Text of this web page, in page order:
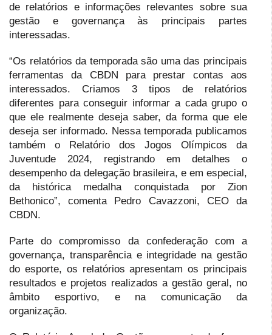
de relatórios e informações relevantes sobre sua
gestão e governança às principais partes
interessadas.
“Os relatórios da temporada são uma das principais
ferramentas da CBDN para prestar contas aos
interessados. Criamos 3 tipos de relatórios
diferentes para conseguir informar a cada grupo o
que ele realmente deseja saber, da forma que ele
deseja ser informado. Nessa temporada publicamos
também o Relatório dos Jogos Olímpicos da
Juventude 2024, registrando em detalhes o
desempenho da delegação brasileira, e em especial,
da histórica medalha conquistada por Zion
Bethonico”, comenta Pedro Cavazzoni, CEO da
CBDN.
Parte do compromisso da confederação com a
governança, transparência e integridade na gestão
do esporte, os relatórios apresentam os principais
resultados e projetos realizados a gestão geral, no
âmbito esportivo, e na comunicação da
organização.